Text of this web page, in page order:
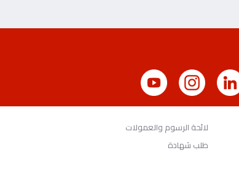
لائحة الرسوم والعمولات
طلب شهادة